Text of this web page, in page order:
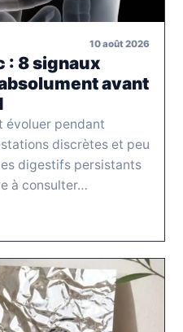
10 août 2026
: 8 signaux
avant
évoluer pendant
discrètes et peu
digestifs persistants
à consulter…